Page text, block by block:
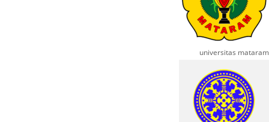
universitas mataram